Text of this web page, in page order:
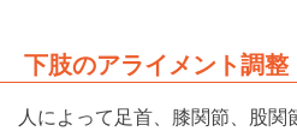
下肢のアライメント調整
人によって足首、膝関節、股